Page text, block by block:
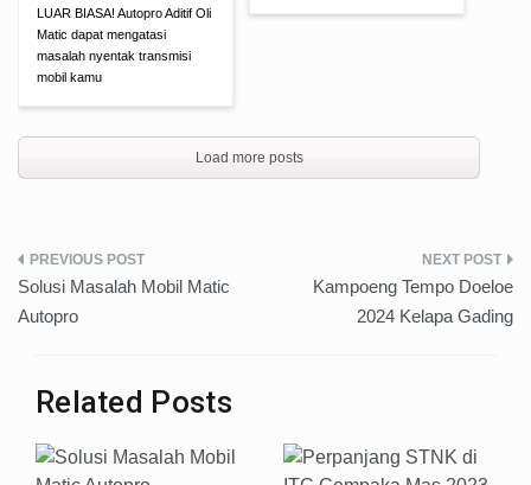
LUAR BIASA! Autopro Aditif Oli
Matic dapat mengatasi
masalah nyentak transmisi
mobil kamu
Load more posts
Post
navigation
Solusi Masalah Mobil Matic
Autopro
Kampoeng Tempo Doeloe
2024 Kelapa Gading
Related Posts